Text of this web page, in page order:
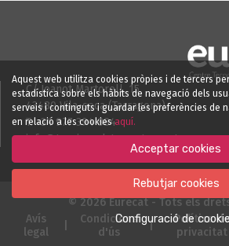
C/ Joanot Martorell, 15
43480 Vila-seca (Tarragona)
T. +34 977 394 884
info@tourism-data-system.cat
© 2026 Eurecat - Tots els
Avís
legal
Condicions
d'ús
|
Política de
privacitat
Aquest web utilitza cookies pròpies i de tercers
estadística sobre els hàbits de navegació dels
serveis i continguts i guardar les preferències de
en relació a les cookiesaquí.
Acceptar cookies
Rebutjar cookies
Configuració de